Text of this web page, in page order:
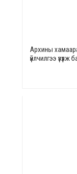
Архины
үйлчилгээ үзүүлж